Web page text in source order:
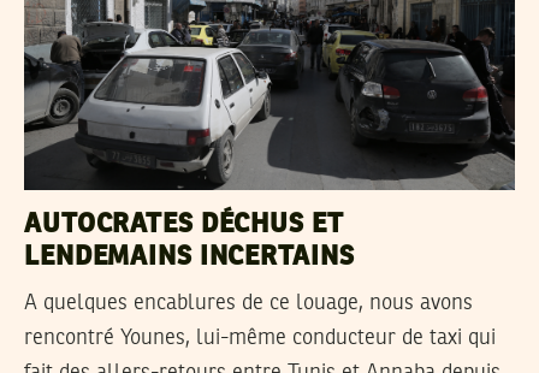
AUTOCRATES DÉCHUS ET
LENDEMAINS INCERTAINS
A quelques encablures de ce louage, nous avons
rencontré Younes, lui-même conducteur de taxi qui